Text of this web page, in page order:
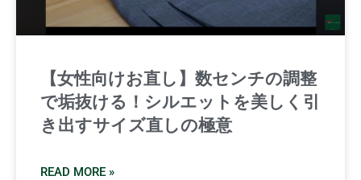
【女性向けお直し】数センチの調整
で垢抜ける！シルエットを美しく引
き出すサイズ直しの極意
READ MORE »